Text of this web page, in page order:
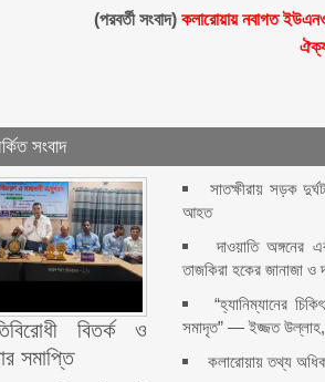
(পরবর্তী সংবাদ)কলারোয়ায় নবাগত
ঐক্য
সংবাদ
বিতর্ক ও
সমাপ্তি
সাতক্ষীরায় সড়ক
আহত
দাওয়াতি অঙ্গনের
তাজকিরা হকের জানাজা ও
“হ্যানিম্যানের
সমাদৃত” — ইজ্জত
কলারোয়ায় তথ্য